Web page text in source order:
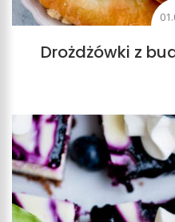
Drożdżówki z